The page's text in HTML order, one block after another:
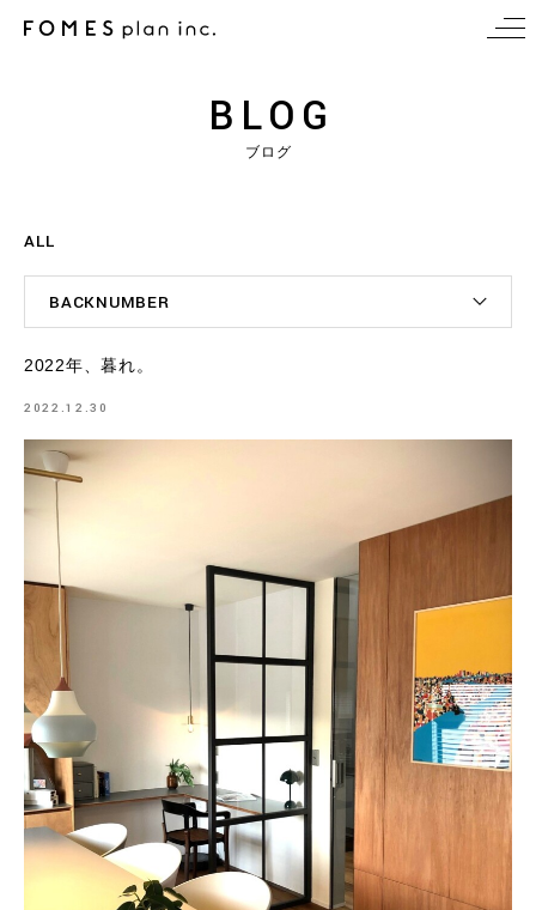
BLOG
ブログ
ALL
BACKNUMBER
2022年、暮れ。
2022.12.30